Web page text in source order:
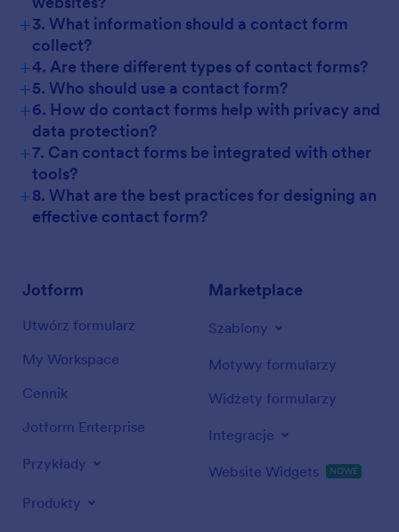
+3. What information should a contact form
collect?
+4. Are there different types of contact forms?
+5. Who should use a contact form?
+6. How do contact forms help with privacy and
data protection?
+7. Can contact forms be integrated with other
tools?
+8. What are the best practices for designing an
effective contact form?
Jotform
Utwórz formularz
My Workspace
Cennik
Jotform Enterprise
Przykłady
Produkty
Marketplace
Szablony
Motywy formularzy
Widżety formularzy
Integracje
Website Widgets NOWE